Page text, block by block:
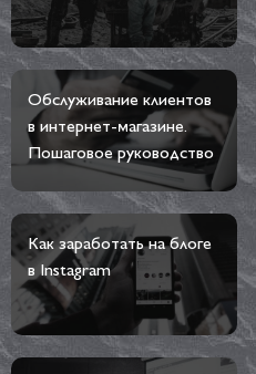
Обслуживание клиентов
в интернет-магазине.
Пошаговое руководство
Как заработать на блоге
в Instagram